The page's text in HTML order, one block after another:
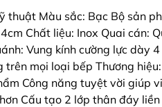
thuật Màu sắc: Bạc Bộ sản
Chất liệu: Inox Quai cán:
Vung kính cường lực dày
mọi loại bếp Thương
Công năng tuyệt vời giúp
Cấu tạo 2 lớp thân đáy